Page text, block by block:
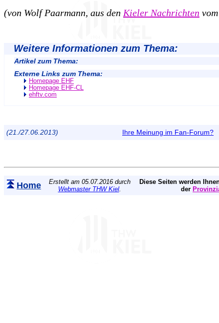
(von Wolf Paarmann, aus den Kieler Nachrichten
Weitere Informationen zum Thema:
Artikel zum Thema:
Externe Links zum Thema:
Homepage EHF
Homepage EHF-CL
ehftv.com
(21./27.06.2013) Ihre Meinung im Fan-Forum?
Home
Erstellt am 05.07.2016 durch
Webmaster THW Kiel.
Diese Seiten werden
der